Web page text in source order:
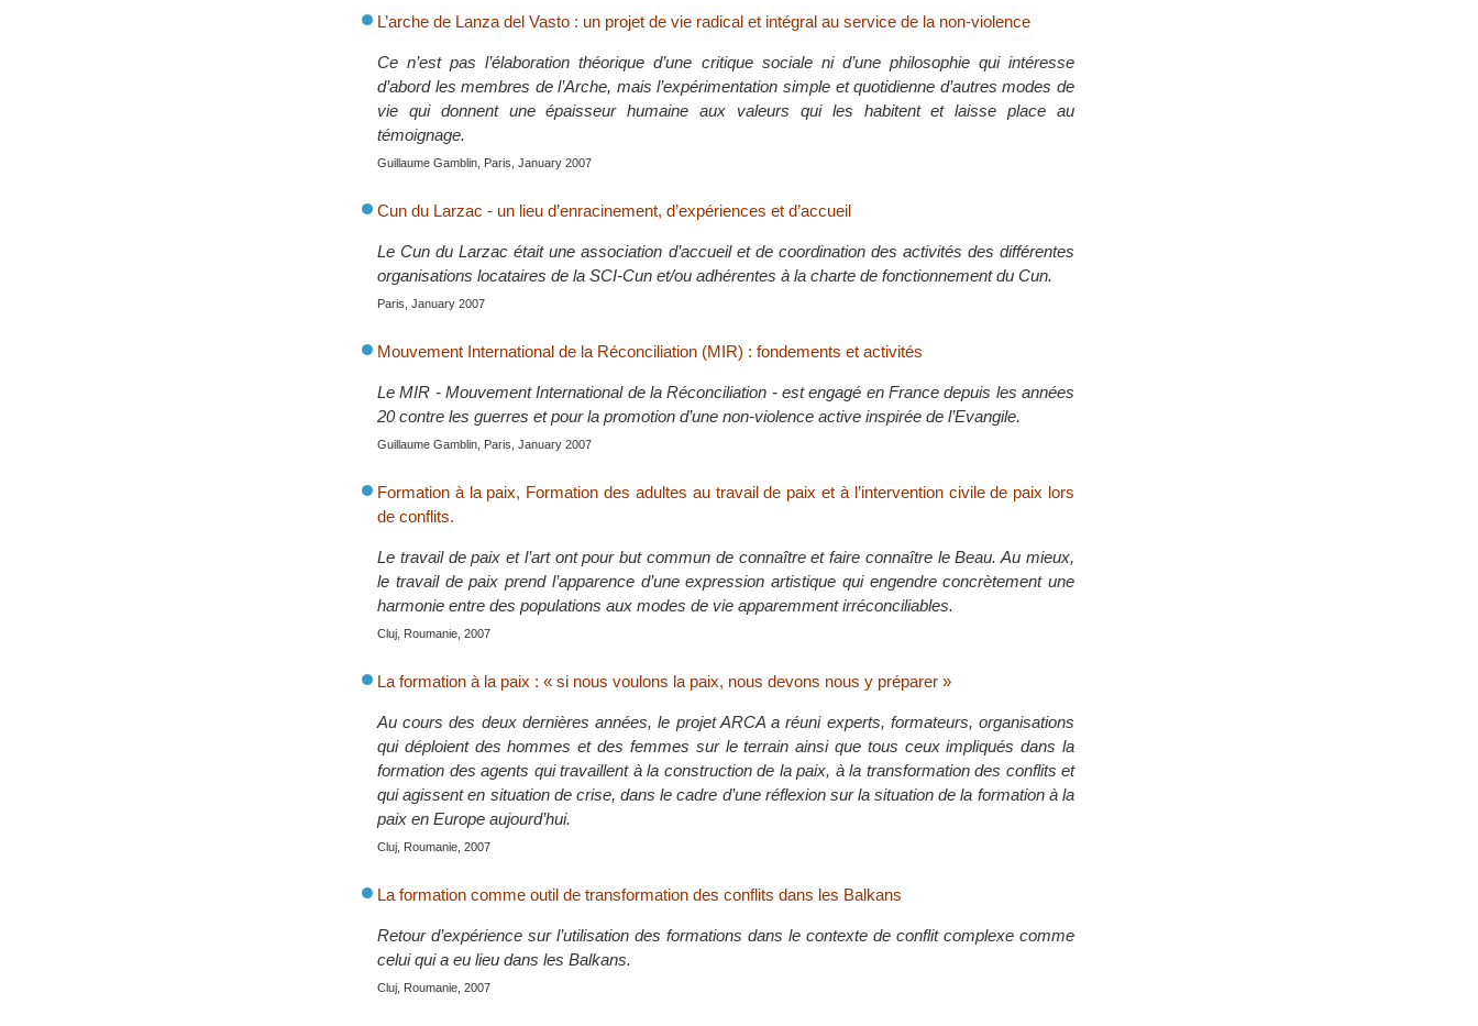
L’arche de Lanza del Vasto : un projet de vie radical et intégral au service de la non-violence
Ce n’est pas l’élaboration théorique d’une critique sociale ni d’une philosophie qui intéresse
d’abord les membres de l’Arche, mais l’expérimentation simple et quotidienne d’autres modes de
vie qui donnent une épaisseur humaine aux valeurs qui les habitent et laisse place au
témoignage.
Guillaume Gamblin, Paris, January 2007
Cun du Larzac - un lieu d’enracinement, d’expériences et d’accueil
Le Cun du Larzac était une association d’accueil et de coordination des activités des différentes
organisations locataires de la SCI-Cun et/ou adhérentes à la charte de fonctionnement du Cun.
Paris, January 2007
Mouvement International de la Réconciliation (MIR) : fondements et activités
Le MIR - Mouvement International de la Réconciliation - est engagé en France depuis les années
20 contre les guerres et pour la promotion d’une non-violence active inspirée de l’Evangile.
Guillaume Gamblin, Paris, January 2007
Formation à la paix, Formation des adultes au travail de paix et à l’intervention civile de paix lors
de conflits.
Le travail de paix et l’art ont pour but commun de connaître et faire connaître le Beau. Au mieux,
le travail de paix prend l’apparence d’une expression artistique qui engendre concrètement une
harmonie entre des populations aux modes de vie apparemment irréconciliables.
Cluj, Roumanie, 2007
La formation à la paix : « si nous voulons la paix, nous devons nous y préparer »
Au cours des deux dernières années, le projet ARCA a réuni experts, formateurs, organisations
qui déploient des hommes et des femmes sur le terrain ainsi que tous ceux impliqués dans la
formation des agents qui travaillent à la construction de la paix, à la transformation des conflits et
qui agissent en situation de crise, dans le cadre d’une réflexion sur la situation de la formation à la
paix en Europe aujourd’hui.
Cluj, Roumanie, 2007
La formation comme outil de transformation des conflits dans les Balkans
Retour d’expérience sur l’utilisation des formations dans le contexte de conflit complexe comme
celui qui a eu lieu dans les Balkans.
Cluj, Roumanie, 2007